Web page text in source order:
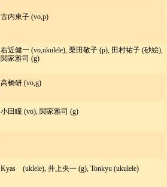
古内東子 (vo,p)
右近健一 (vo,ukulele), 栗田敬子 (p), 田村祐子 (砂絵),
関家雅司 (g)
高橋研 (vo,g)
小田瞳 (vo), 関家雅司 (g)
Kyas (uklele), 井上央一 (g), Tonkyu (ukulele)